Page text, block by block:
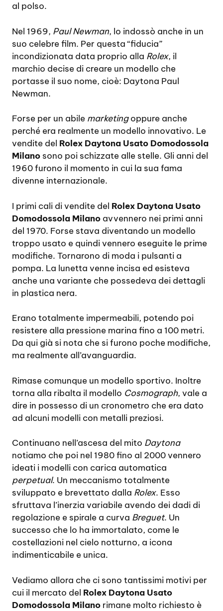
al polso.
Nel 1969, Paul Newman, lo indossò anche in un
suo celebre film. Per questa “fiducia”
incondizionata data proprio alla Rolex, il
marchio decise di creare un modello che
portasse il suo nome, cioè: Daytona Paul
Newman.
Forse per un abile marketingoppure anche
perché era realmente un modello innovativo. Le
vendite del Rolex Daytona Usato Domodossola
Milano sono poi schizzate alle stelle. Gli anni del
1960 furono il momento in cui la sua fama
divenne internazionale.
I primi cali di vendite del Rolex Daytona Usato
Domodossola Milano avvennero nei primi anni
del 1970. Forse stava diventando un modello
troppo usato e quindi vennero eseguite le prime
modifiche. Tornarono di moda i pulsanti a
pompa. La lunetta venne incisa ed esisteva
anche una variante che possedeva dei dettagli
in plastica nera.
Erano totalmente impermeabili, potendo poi
resistere alla pressione marina fino a 100 metri.
Da qui già si nota che si furono poche modifiche,
ma realmente all’avanguardia.
Rimase comunque un modello sportivo. Inoltre
torna alla ribalta il modello Cosmograph, vale a
dire in possesso di un cronometro che era dato
ad alcuni modelli con metalli preziosi.
Continuano nell’ascesa del mito Daytona
notiamo che poi nel 1980 fino al 2000 vennero
ideati i modelli con carica automatica
perpetual. Un meccanismo totalmente
sviluppato e brevettato dalla Rolex. Esso
sfruttava l’inerzia variabile avendo dei dadi di
regolazione e spirale a curva Breguet. Un
successo che lo ha immortalato, come le
costellazioni nel cielo notturno, a icona
indimenticabile e unica.
Vediamo allora che ci sono tantissimi motivi per
cui il mercato del Rolex Daytona Usato
Domodossola Milano rimane molto richiesto è